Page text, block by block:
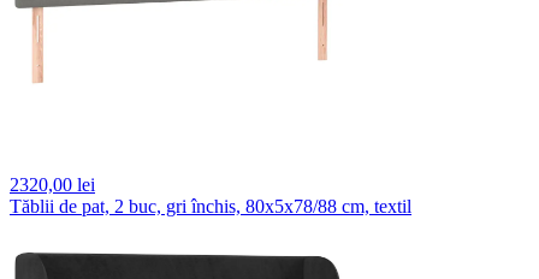
2320,00 lei
Tăblii de pat, 2 buc, gri închis, 80x5x78/88 cm, textil